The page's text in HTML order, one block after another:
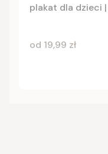
plakat dla dzieci
Cena
od 19,99 zł